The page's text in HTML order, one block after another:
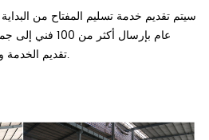
سيتم تقديم خدمة تسليم المفتاح من
عام بإرسال أكثر
تقديم الخدمة وتحديث الجهاز للعملاء القدامى.